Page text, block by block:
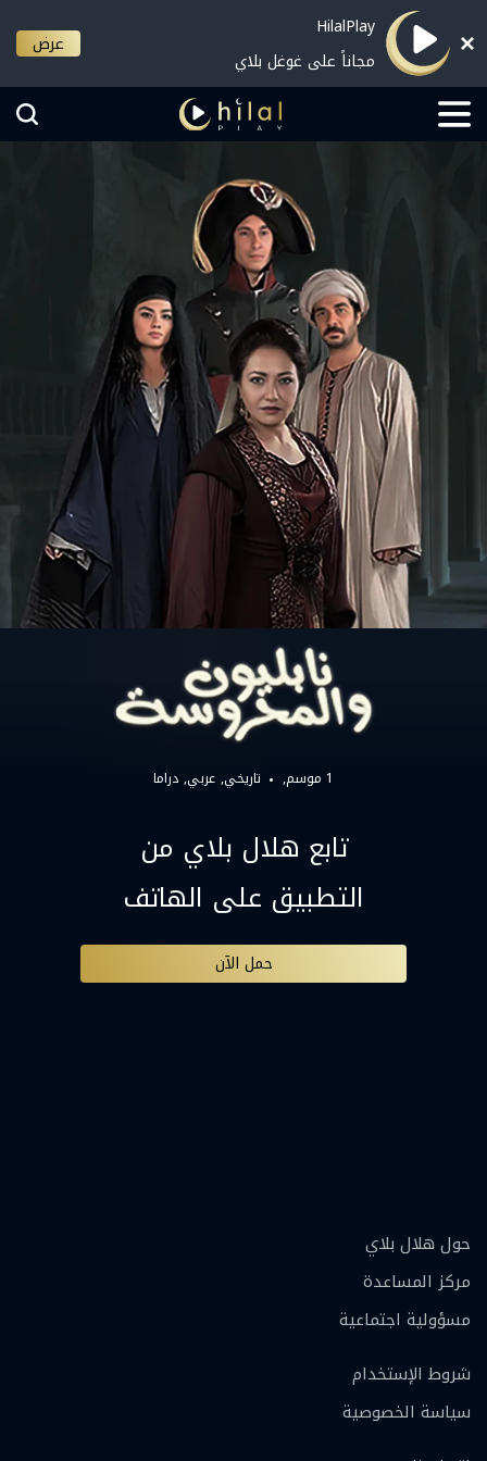
HilalPlay
مجاناً على غوغل بلاي
عرض
1 موسم, تاريخي عربي دراما
تابع هلال بلاي من
التطبيق على الهاتف
حمل الآن
حول هلال بلاي
مركز المساعدة
مسؤولية اجتماعية
شروط الإستخدام
سياسة الخصوصية